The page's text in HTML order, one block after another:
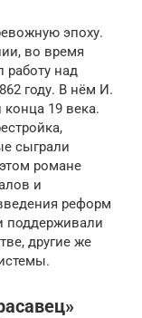
эпоху.
во время
работу над
году. В нём И.
19 века.
сыграли
романе
и
реформ
поддерживали
другие же